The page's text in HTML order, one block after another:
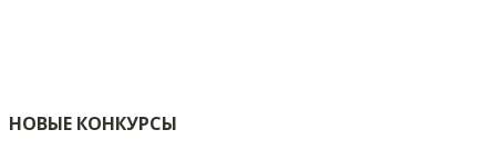
НОВЫЕ КОНКУРСЫ